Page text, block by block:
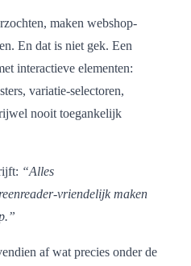
maken webshop-
En dat is niet gek. Een
interactieve elementen:
variatie-selectoren,
nooit toegankelijk
“Alles
vriendelijk maken
af wat precies onder de